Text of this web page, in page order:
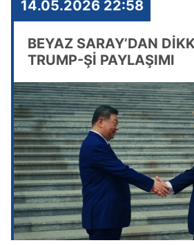
14.05.2026 22:58
BEYAZ SARAY’DAN
TRUMP-Şİ PAYLAŞIMI